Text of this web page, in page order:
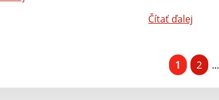
Čítať ďalej
1 2 ...